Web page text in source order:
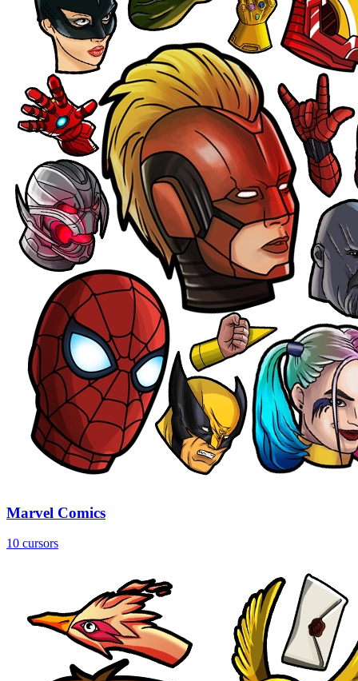
Marvel Comics
10 cursors